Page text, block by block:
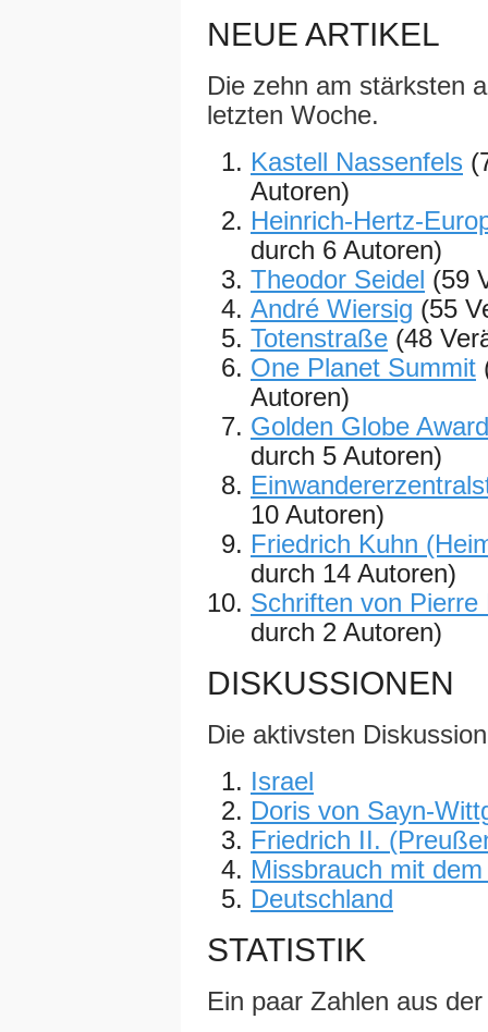
NEUE ARTIKEL
Die zehn am stärksten
letzten Woche.
Kastell Nassenfels
Autoren)
Heinrich-Hertz-
durch 6 Autoren)
Theodor Seidel (59
André Wiersig (55
Totenstraße (48
One Planet Summit
Autoren)
Golden Globe
durch 5 Autoren)
10 Autoren)
Friedrich Kuhn
durch 14 Autoren)
Schriften von Pierre
durch 2 Autoren)
DISKUSSIONEN
Die aktivsten
Israel
Doris von Sayn-
Friedrich II.
Missbrauch mit
Deutschland
STATISTIK
Ein paar Zahlen aus